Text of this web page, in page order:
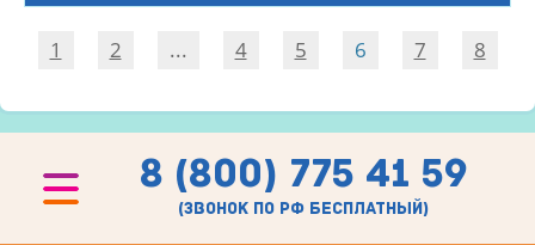
1 2 ... 4 5 6 7 8
8 (800) 775 41 59
(звонок по рф бесплатный)